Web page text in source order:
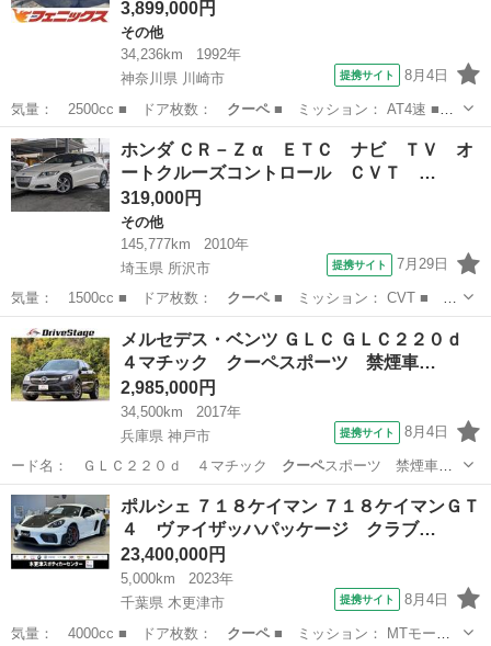
3,899,000円
その他
34,236km
1992年
神奈川県 川崎市
提携サイト 8月4日
気量： 2500cc ■ ドア枚数： クーペ■ ミッション： AT4速 ■
店舗…
神奈川 川崎市 その他
ホンダ ＣＲ－Ｚ α ＥＴＣ ナビ ＴＶ オ
ートクルーズコントロール ＣＶＴ …
319,000円
その他
145,777km
2010年
埼玉県 所沢市
提携サイト 7月29日
気量： 1500cc ■ ドア枚数： クーペ■ ミッション： CVT ■ 店
舗P…
埼玉 所沢市
メルセデス・ベンツ ＧＬＣ ＧＬＣ２２０ｄ
４マチック クーペスポーツ 禁煙車…
2,985,000円
34,500km
2017年
兵庫県 神戸市
提携サイト 8月4日
ード名： ＧＬＣ２２０ｄ ４マチック クーペスポーツ 禁煙車
ＡＭＧスタイリングＰ…
兵庫 神戸市 ベンツ（メルセデス）
ポルシェ ７１８ケイマン ７１８ケイマンＧＴ
４ ヴァイザッハパッケージ クラブ…
23,400,000円
5,000km
2023年
千葉県 木更津市
提携サイト 8月4日
気量： 4000cc ■ ドア枚数： クーペ■ ミッション： MTモード